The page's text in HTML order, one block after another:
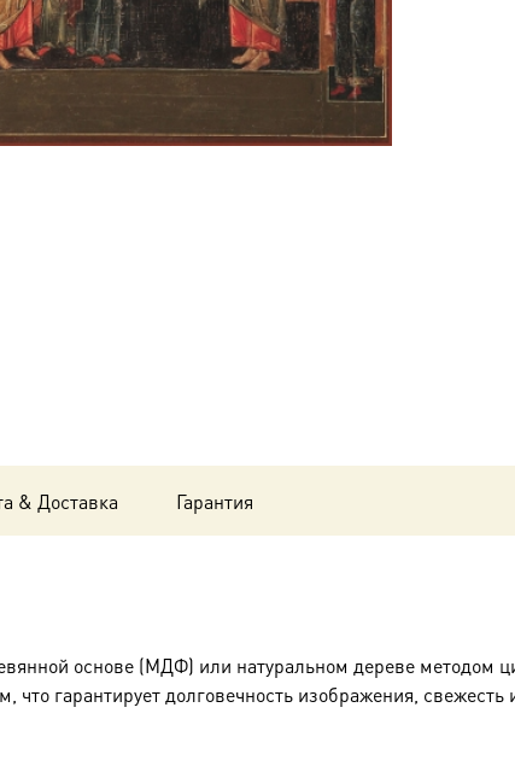
& Доставка Гарантия
основе (МДФ) или натуральном дереве методом
гарантирует долговечность изображения, свежесть